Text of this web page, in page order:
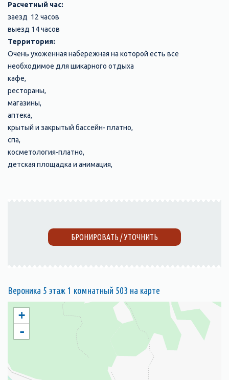
Расчетный час:
заезд 12 часов
выезд 14 часов
Территория:
Очень ухоженная набережная на которой есть все
необходимое для шикарного отдыха
кафе,
рестораны,
магазины,
аптека,
крытый и закрытый бассейн- платно,
спа,
косметология-платно,
детская площадка и анимация,
БРОНИРОВАТЬ / УТОЧНИТЬ
Вероника 5 этаж 1 комнатный 503 на карте
+
-